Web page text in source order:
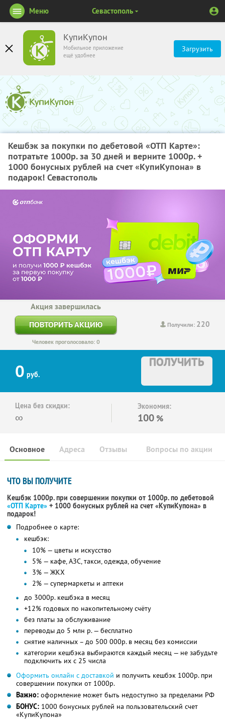
КупиКупон
Мобильное приложение
ещё удобнее
Загрузить
Меню Севастополь
Кешбэк за покупки по дебетовой «ОТП Карте»:
потратьте 1000р. за 30 дней и верните 1000р. +
1000 бонусных рублей на счет «КупиКупона» в
подарок! Севастополь
Получили: 220
Акция завершилась
ПОВТОРИТЬ АКЦИЮ
Человек проголосовало: 0
0 руб.
ПОЛУЧИТЬ
Цена без скидки:
∞
Экономия:
100 %
Основное Отзывы Вопросы по акции
Адреса
ЧТО ВЫ ПОЛУЧИТЕ
Кешбэк 1000р. при совершении покупки от 1000р. по дебетовой
«ОТП Карте» + 1000 бонусных рублей на счет «КупиКупона» в
подарок!
Подробнее о карте:
кешбэк:
10% — цветы и искусство
5% — кафе, АЗС, такси, одежда, обучение
3% — ЖКХ
2% — супермаркеты и аптеки
до 3000р. кешбэка в месяц
+12% годовых по накопительному счёту
без платы за обслуживание
переводы до 5 млн р. — бесплатно
снятие наличных – до 500 000р. в месяц без комиссии
категории кешбэка выбираются каждый месяц — не забудьте
подключить их с 25 числа
Оформить онлайн с доставкой и получить кешбэк 1000р. при
совершении покупки от 1000р.
Важно: оформление может быть недоступно за пределами РФ
БОНУС: 1000 бонусных рублей на пользовательский счет
«КупиКупона»